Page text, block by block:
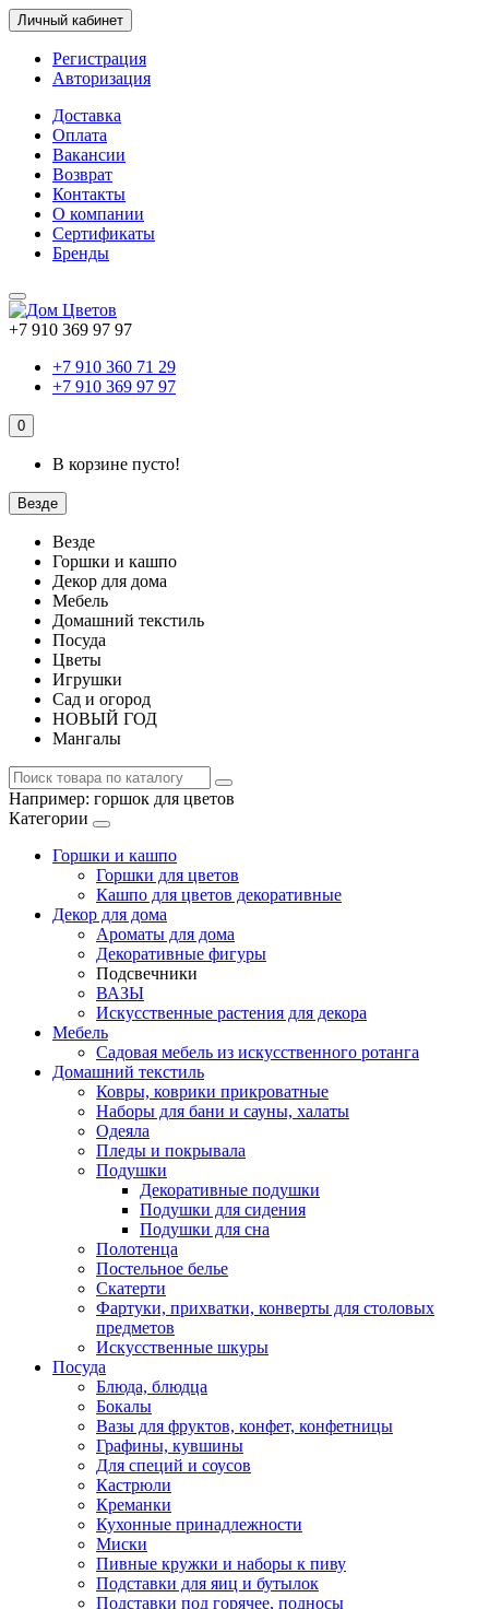
Личный кабинет
Регистрация
Авторизация
Доставка
Оплата
Вакансии
Возврат
Контакты
О компании
Сертификаты
Бренды
+7 910 369 97 97
+7 910 360 71 29
+7 910 369 97 97
0
В корзине пусто!
Везде
Везде
Горшки и кашпо
Декор для дома
Мебель
Домашний текстиль
Посуда
Цветы
Игрушки
Сад и огород
НОВЫЙ ГОД
Мангалы
Например: горшок для цветов
Категории
Горшки и кашпо
Горшки для цветов
Кашпо для цветов декоративные
Декор для дома
Ароматы для дома
Декоративные фигуры
Подсвечники
ВАЗЫ
Искусственные растения для декора
Мебель
Садовая мебель из искусственного ротанга
Домашний текстиль
Ковры, коврики прикроватные
Наборы для бани и сауны, халаты
Одеяла
Пледы и покрывала
Подушки
Декоративные подушки
Подушки для сидения
Подушки для сна
Полотенца
Постельное белье
Скатерти
Фартуки, прихватки, конверты для столовых
предметов
Искусственные шкуры
Посуда
Блюда, блюдца
Бокалы
Вазы для фруктов, конфет, конфетницы
Графины, кувшины
Для специй и соусов
Кастрюли
Креманки
Кухонные принадлежности
Миски
Пивные кружки и наборы к пиву
Подставки для яиц и бутылок
Подставки под горячее, подносы